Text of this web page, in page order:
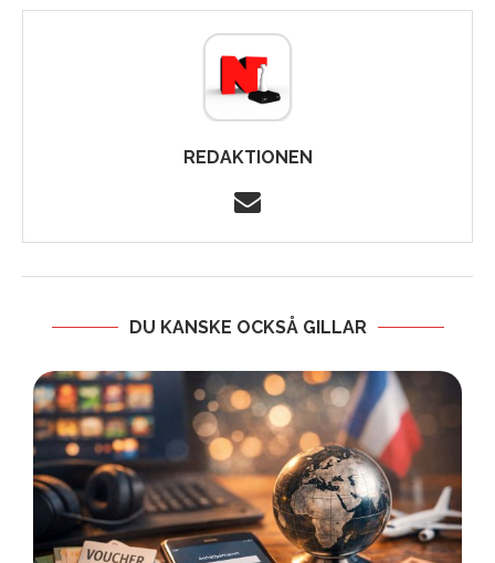
REDAKTIONEN
DU KANSKE OCKSÅ GILLAR